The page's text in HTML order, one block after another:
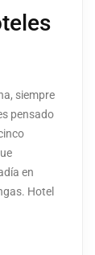
siempre
pensado
en
Hotel